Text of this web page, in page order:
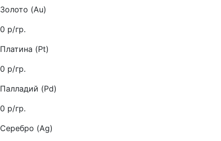
Золото (Au)
0 р/гр.
Платина (Pt)
0 р/гр.
Палладий (Pd)
0 р/гр.
Серебро (Ag)